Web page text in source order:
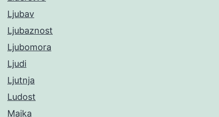
Ljubav
Ljubaznost
Ljubomora
Ljudi
Ljutnja
Ludost
Majka